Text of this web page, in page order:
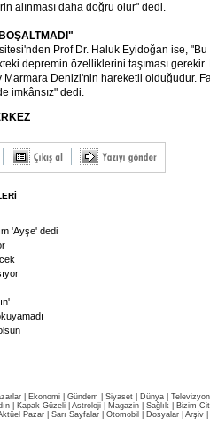
alınması daha doğru olur" dedi.
Prof Dr. Haluk Eyidoğan ise,
depremin özelliklerini taşıması
Denizi'nin hareketli olduğudur.
imkânsız" dedi.
'Ayşe' dedi
Ekonomi Gündem Siyaset Dünya | Televizyon
Kapak Güzeli Astroloji Magazin Sağlık Bizim
Pazar| Sarı Sayfalar| Otomobil Dosyalar| Arşiv|